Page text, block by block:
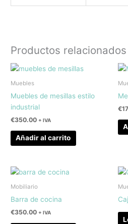
Productos relacionados
Muebles
Muebles de mesillas estilo
industrial
€350.00 + IVA
Añadir al carrito
€
Mobiliario
Barra de cocina
€350.00 + IVA